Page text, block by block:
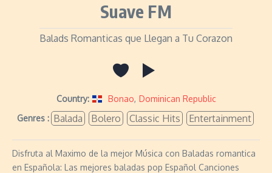
Suave FM
Balads Romanticas que Llegan a Tu Corazon
Country: Bonao, Dominican Republic
Genres : Balada Bolero Classic Hits Entertainment
Disfruta al Maximo de la mejor Música con Baladas romantica
en Española: Las mejores baladas pop Español Canciones